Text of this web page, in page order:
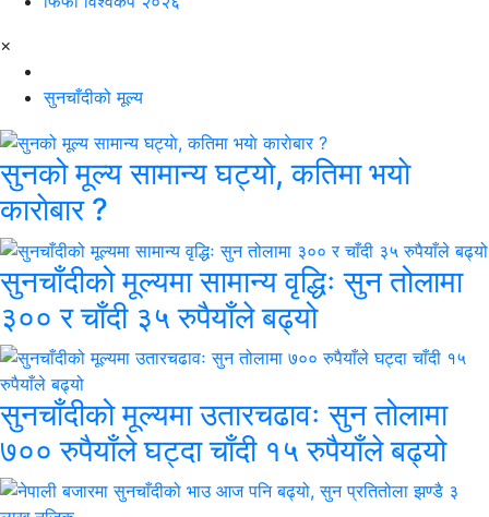
×
सुनचाँदीको मूल्य
सुनको मूल्य सामान्य घट्याे, कतिमा भयाे
काराेबार ?
सुनचाँदीको मूल्यमा सामान्य वृद्धिः सुन तोलामा
३०० र चाँदी ३५ रुपैयाँले बढ्यो
सुनचाँदीको मूल्यमा उतारचढावः सुन तोलामा
७०० रुपैयाँले घट्दा चाँदी १५ रुपैयाँले बढ्यो